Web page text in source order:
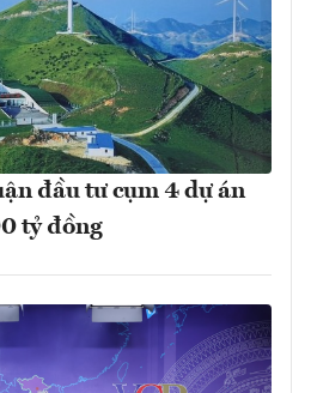
đầu tư cụm 4 dự án
tỷ đồng